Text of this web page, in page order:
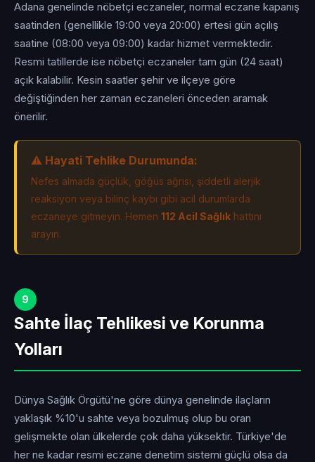
Adana genelinde nöbetçi eczaneler, normal eczane kapanış
saatinden (genellikle 19:00 veya 20:00) ertesi gün açılış
saatine (08:00 veya 09:00) kadar hizmet vermektedir.
Resmi tatillerde ise nöbetçi eczaneler tam gün (24 saat)
açık kalabilir. Kesin saatler şehir ve ilçeye göre
değiştiğinden her zaman eczaneleri önceden aramak
önerilir.
⚠️ Hayati Tehlike Durumunda:
Nefes almada güçlük, göğüs ağrısı, şiddetli alerjik
reaksiyon veya bilinç kaybı gibi acil durumlarda
eczaneye gitmeyin. Hemen 112 Acil Sağlık hattını
arayın.
9
Sahte İlaç Tehlikesi ve Korunma
Yolları
Dünya Sağlık Örgütü'ne göre dünya genelinde ilaçların
yaklaşık %10'u sahte veya bozulmuş olup bu oran
gelişmekte olan ülkelerde çok daha yüksektir. Türkiye'de
her ne kadar resmi eczane denetim sistemi güçlü olsa da